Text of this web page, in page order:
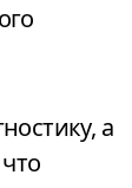
а